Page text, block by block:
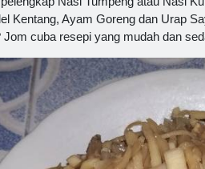
Kentang, Ayam Goreng dan Urap
Jom cuba resepi yang mudah dan